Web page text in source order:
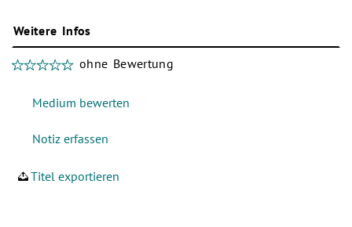
Weitere Infos
ohne Bewertung
Titel exportieren